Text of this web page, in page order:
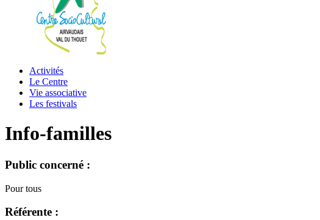
Activités
Le Centre
Vie associative
Les festivals
Info-familles
Public concerné :
Pour tous
Référente :